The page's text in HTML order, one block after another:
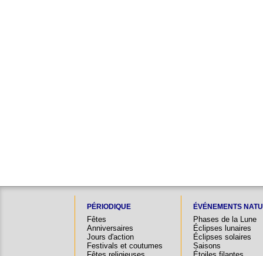
PÉRIODIQUE
Fêtes
Anniversaires
Jours d'action
Festivals et coutumes
ÉVÉNEMENTS
Phases de la Lune
Éclipses lunaires
Éclipses solaires
Saisons